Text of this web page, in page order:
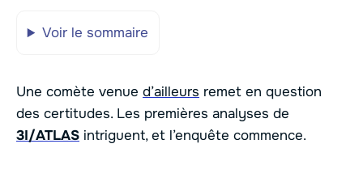
Voir le sommaire
Une comète venue d’ailleurs remet en question
des certitudes. Les premières analyses de
3I/ATLAS intriguent, et l’enquête commence.